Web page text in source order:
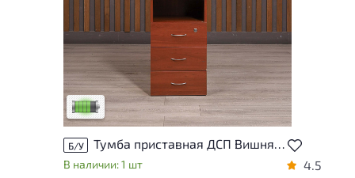
У товара присутствуют незначительные
следы эксплуатации, не влияющие на
удобство его использования
Низкая степень износа
Б/У Тумба приставная ДСП Вишня Россия
В наличии: 1 шт 4.5